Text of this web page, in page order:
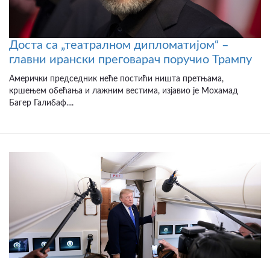
Доста са „театралном дипломатијом“ –
главни ирански преговарач поручио Трампу
Амерички председник неће постићи ништа претњама,
кршењем обећања и лажним вестима, изјавио је Мохамад
Багер Галибаф....